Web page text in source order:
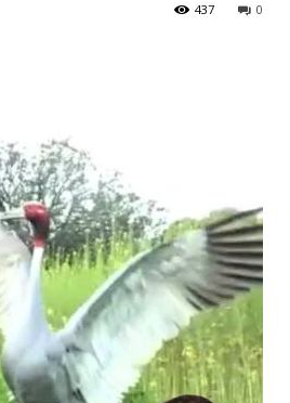
0
437